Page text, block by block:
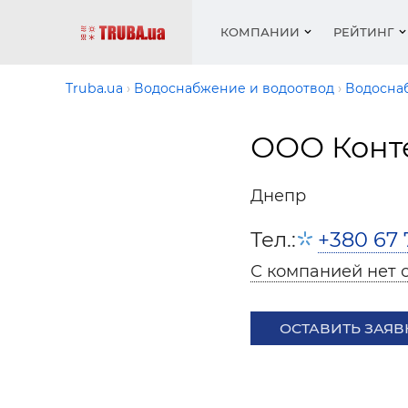
КОМПАНИИ
Котлы
РЕЙТИНГ
Работа
Разное
Холод,
Котлы
Монтаж
Акции
Фото
Truba.ua Водоснабжение и водоотвод
ООО
Днепр
Тел.: +380 67
С компанией нет
ОСТАВИТЬ